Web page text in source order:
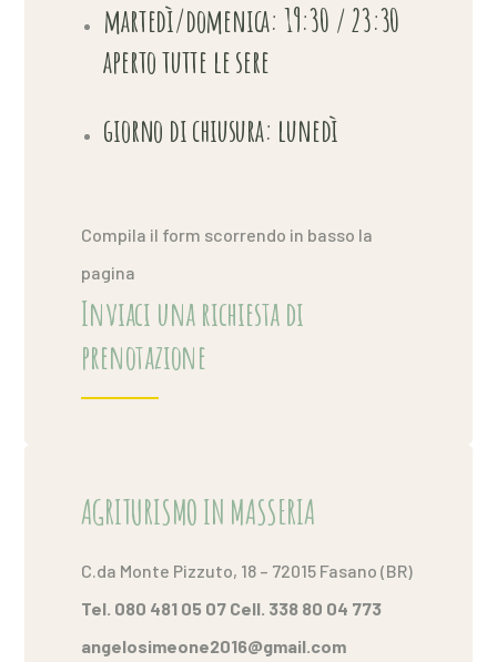
martedì/domenica: 19:30 / 23:30
aperto tutte le sere
giorno di chiusura: lunedì
Compila il form scorrendo in basso la
pagina
Inviaci una richiesta di
prenotazione
AGRITURISMO IN MASSERIA
C.da Monte Pizzuto, 18 – 72015 Fasano (BR)
Tel. 080 481 05 07 Cell. 338 80 04 773
angelosimeone2016@gmail.com